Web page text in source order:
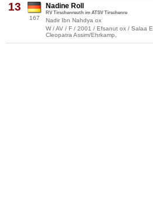
13
167
Nadine Roll
RV Tirschenreuth im ATSV Tirschenre
Nadir Ibn Nahdya ox
W / AV / F / 2001 / Efsanut ox / Salaa
Cleopatra Assim/Ehrkamp,